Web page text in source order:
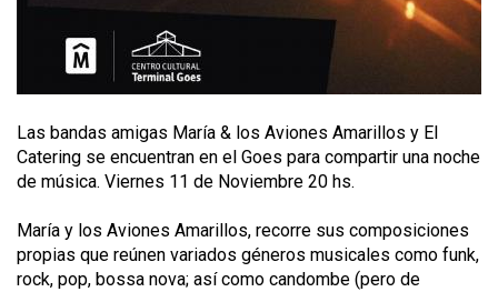
Las bandas amigas María & los Aviones Amarillos y El
Catering se encuentran en el Goes para compartir una noche
de música. Viernes 11 de Noviembre 20 hs.
María y los Aviones Amarillos, recorre sus composiciones
propias que reúnen variados géneros musicales como funk,
rock, pop, bossa nova; así como candombe (pero de